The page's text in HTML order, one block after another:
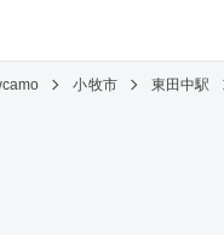
小牧市 東田中駅